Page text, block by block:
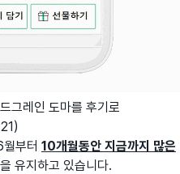
그레인 도마를 후기로
부터 10개월동안 지금까지 많은
을 유지하고 있습니다.